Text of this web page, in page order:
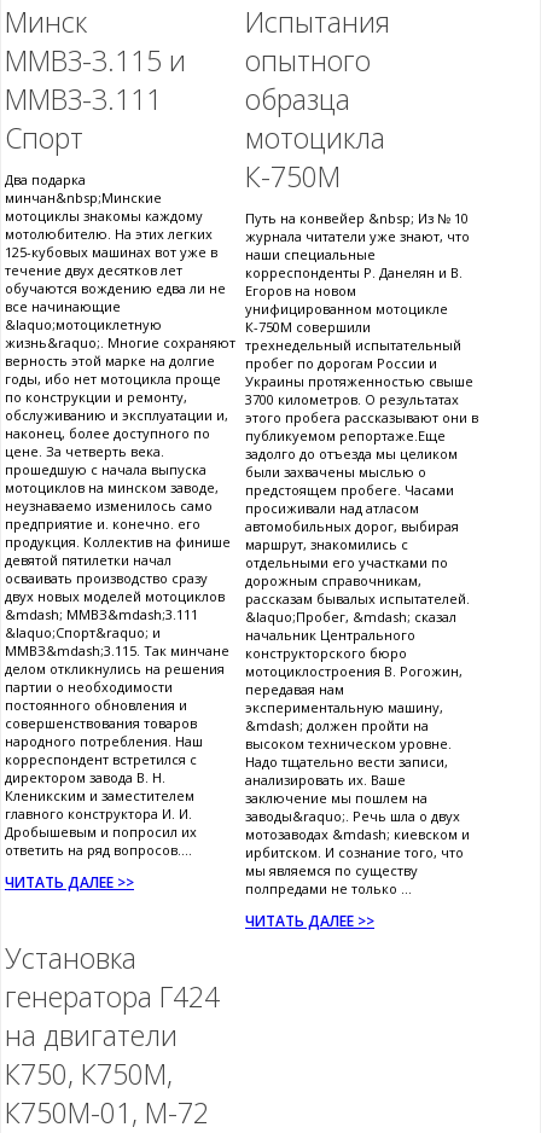
Минск
ММВЗ-3.115 и
ММВЗ-3.111
Спорт
Два подарка
минчан&nbsp;Минские
мотоциклы знакомы каждому
мотолюбителю. На этих легких
125-кубовых машинах вот уже в
течение двух десятков лет
обучаются вождению едва ли не
все начинающие
&laquo;мотоциклетную
жизнь&raquo;. Многие сохраняют
верность этой марке на долгие
годы, ибо нет мотоцикла проще
по конструкции и ремонту,
обслуживанию и эксплуатации и,
наконец, более доступного по
цене. За четверть века.
прошедшую с начала выпуска
мотоциклов на минском заводе,
неузнаваемо изменилось само
предприятие и. конечно. его
продукция. Коллектив на финише
девятой пятилетки начал
осваивать производство сразу
двух новых моделей мотоциклов
&mdash; ММВЗ&mdash;3.111
&laquo;Спорт&raquo; и
ММВЗ&mdash;3.115. Так минчане
делом откликнулись на решения
партии о необходимости
постоянного обновления и
совершенствования товаров
народного потребления. Наш
корреспондент встретился с
директором завода В. Н.
Кленикским и заместителем
главного конструктора И. И.
Дробышевым и попросил их
ответить на ряд вопросов....
ЧИТАТЬ ДАЛЕЕ >>
Испытания
опытного
образца
мотоцикла
К-750М
Путь на конвейер &nbsp; Из № 10
журнала читатели уже знают, что
наши специальные
корреспонденты Р. Данелян и В.
Егоров на новом
унифицированном мотоцикле
К-750М совершили
трехнедельный испытательный
пробег по дорогам России и
Украины протяженностью свыше
3700 километров. О результатах
этого пробега рассказывают они в
публикуемом репортаже.Еще
задолго до отъезда мы целиком
были захвачены мыслью о
предстоящем пробеге. Часами
просиживали над атласом
автомобильных дорог, выбирая
маршрут, знакомились с
отдельными его участками по
дорожным справочникам,
рассказам бывалых испытателей.
&laquo;Пробег, &mdash; сказал
начальник Центрального
конструкторского бюро
мотоциклостроения В. Рогожин,
передавая нам
экспериментальную машину,
&mdash; должен пройти на
высоком техническом уровне.
Надо тщательно вести записи,
анализировать их. Ваше
заключение мы пошлем на
заводы&raquo;. Речь шла о двух
мотозаводах &mdash; киевском и
ирбитском. И сознание того, что
мы являемся по существу
полпредами не только ...
ЧИТАТЬ ДАЛЕЕ >>
Установка
генератора Г424
на двигатели
К750, К750М,
К750М-01, М-72